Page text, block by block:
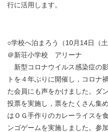
行に活用します。
○学校へ泊まろう（10月14日（
＠新荘小学校 アリーナ
新型コロナウイルス感染症の
トを４年ぶりに開催し，コロナ
た会員にも声をかけました。ダ
投票を実施し，票をたくさん集
はＯＧ手作りのカレーライスを
ンゴゲームを実施しました。参